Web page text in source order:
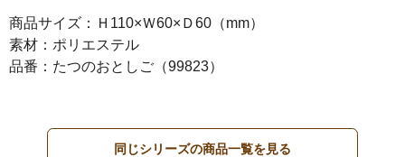
商品サイズ：Ｈ110×Ｗ60×Ｄ60（mm）
素材：ポリエステル
品番：たつのおとしご（99823）
同じシリーズの商品一覧を見る